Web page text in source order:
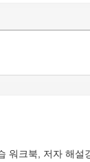
워크북, 저자 해설